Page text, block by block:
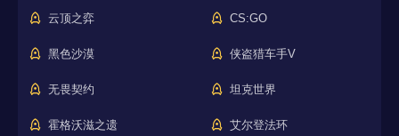
云顶之弈 CS:GO
黑色沙漠 侠盗猎车手V
无畏契约 坦克世界
霍格沃滋之遗 艾尔登法环